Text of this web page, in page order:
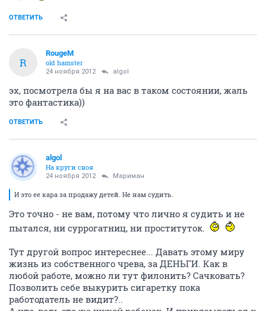
ОТВЕТИТЬ
R
RougeM
old hamster
24 ноября 2012 algol
эх, посмотрела бы я на вас в таком состоянии, жаль
это фантастика))
ОТВЕТИТЬ
algol
На круги своя
24 ноября 2012 Мариман
И это ее кара за продажу детей. Не нам судить.
Это точно - не вам, потому что лично я судить и не
пытался, ни суррогатниц, ни проституток.
Тут другой вопрос интереснее... Давать этому миру
жизнь из собственного чрева, за ДЕНЬГИ. Как в
любой работе, можно ли тут филонить? Сачковать?
Позволить себе выкурить сигаретку пока
работодатель не видит?..